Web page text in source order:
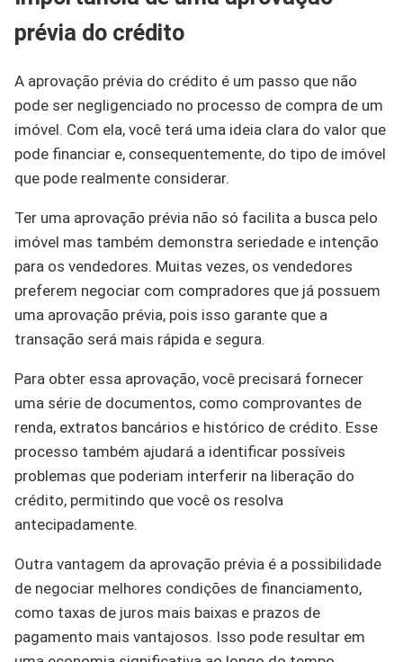
prévia do crédito
A aprovação prévia do crédito é um passo que não
pode ser negligenciado no processo de compra de um
imóvel. Com ela, você terá uma ideia clara do valor que
pode financiar e, consequentemente, do tipo de imóvel
que pode realmente considerar.
Ter uma aprovação prévia não só facilita a busca pelo
imóvel mas também demonstra seriedade e intenção
para os vendedores. Muitas vezes, os vendedores
preferem negociar com compradores que já possuem
uma aprovação prévia, pois isso garante que a
transação será mais rápida e segura.
Para obter essa aprovação, você precisará fornecer
uma série de documentos, como comprovantes de
renda, extratos bancários e histórico de crédito. Esse
processo também ajudará a identificar possíveis
problemas que poderiam interferir na liberação do
crédito, permitindo que você os resolva
antecipadamente.
Outra vantagem da aprovação prévia é a possibilidade
de negociar melhores condições de financiamento,
como taxas de juros mais baixas e prazos de
pagamento mais vantajosos. Isso pode resultar em